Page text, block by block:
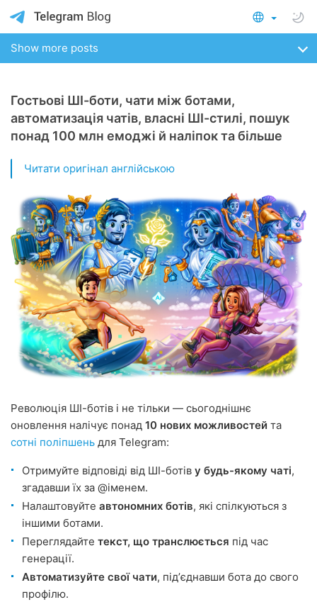
Show more posts
Гостьові ШІ-боти, чати між ботами,
автоматизація чатів, власні ШІ-стилі, пошук
понад 100 млн емоджі й наліпок та більше
Читати оригінал англійською
Революція ШІ-ботів і не тільки — сьогоднішнє
оновлення налічує понад 10 нових можливостей та
сотні поліпшень для Telegram:
Отримуйте відповіді від ШІ-ботів у будь-якому чаті,
згадавши їх за @іменем.
Налаштовуйте автономних ботів, які спілкуються з
іншими ботами.
Переглядайте текст, що транслюється під час
генерації.
Автоматизуйте свої чати, підʼєднавши бота до свого
профілю.